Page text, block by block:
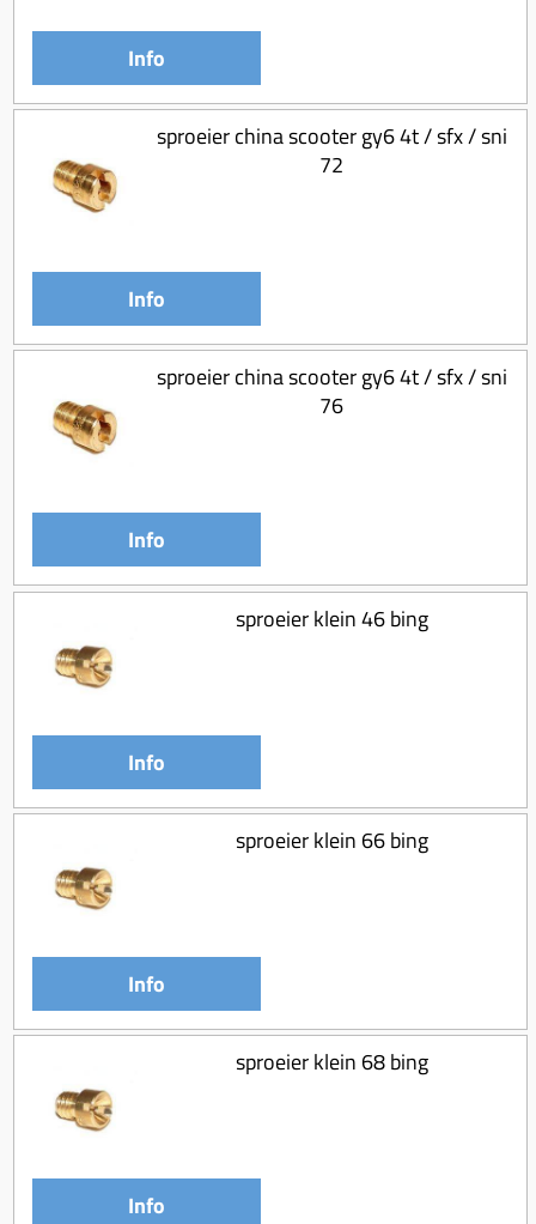
Info
sproeier china scooter gy6 4t / sfx / sni
72
Info
sproeier china scooter gy6 4t / sfx / sni
76
Info
sproeier klein 46 bing
Info
sproeier klein 66 bing
Info
sproeier klein 68 bing
Info